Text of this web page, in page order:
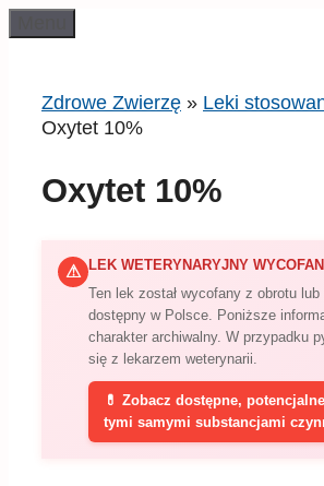
do
Zdrowe Zwierzę » Leki
Oxytet 10%
Oxytet 10%
⚠ LEK WETERYNARYJNY
Ten lek został wycofany z obrotu
dostępny w Polsce. Poniższe
charakter archiwalny. W przypadku
się z lekarzem weterynarii.
💊 Zobacz dostępne,
tymi samymi substancjami